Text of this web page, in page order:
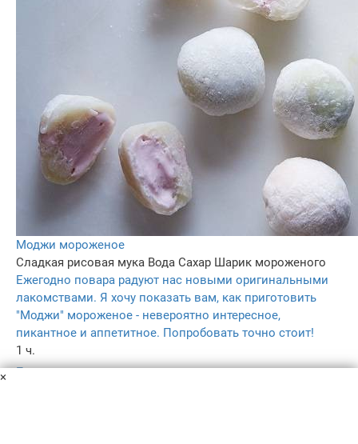
Моджи мороженое
Сладкая рисовая мука Вода Сахар Шарик мороженого
Ежегодно повара радуют нас новыми оригинальными
лакомствами. Я хочу показать вам, как приготовить
"Моджи" мороженое - невероятно интересное,
пикантное и аппетитное. Попробовать точно стоит!
1 ч.
–
×